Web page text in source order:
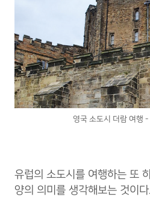
영국 소도시 더람 여행
유럽의 소도시를 여행하는 또
양의 의미를 생각해보는 것이